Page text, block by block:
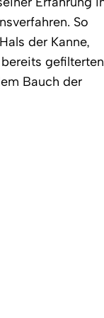
So
der Kanne,
gefilterten
Bauch der